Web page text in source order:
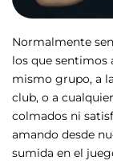
Normalmente
los que sentimos
mismo grupo, a
club, o a
colmados ni
amando desde
sumida en el